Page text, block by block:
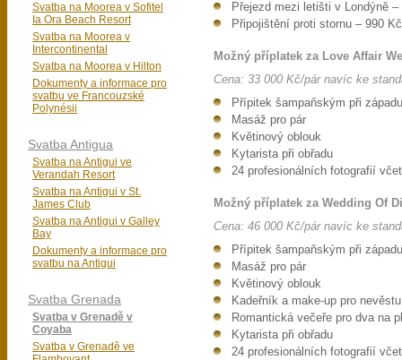
Přejezd mezi letišti v Londýně
Připojištění proti stornu – 990
Možný příplatek za Love Affair
Cena: 33 000 Kč/pár navíc ke
Přípitek šampaňským při
Masáž pro pár
Květinový oblouk
Kytarista při obřadu
24 profesionálních fotografií
Možný příplatek za Wedding Of
Cena: 46 000 Kč/pár navíc ke
Přípitek šampaňským při
Masáž pro pár
Květinový oblouk
Kadeřník a make-up pro nevěstu
Romantická večeře pro dva na
Kytarista při obřadu
24 profesionálních fotografií
Svatba na Moorea v Sofitel
Ia Ora Beach Resort
Svatba na Moorea v
Intercontinental
Svatba na Moorea v Hilton
Dokumenty a informace pro
svatbu ve Francouzské
Polynésii
Svatba Antigua
Svatba na Antigui ve
Verandah Resort
Svatba na Antigui v St.
James Club
Svatba na Antigui v Galley
Bay
Dokumenty a informace pro
svatbu na Antigui
Svatba Grenada
Svatba v Grenadě v
Coyaba
Svatba v Grenadě ve